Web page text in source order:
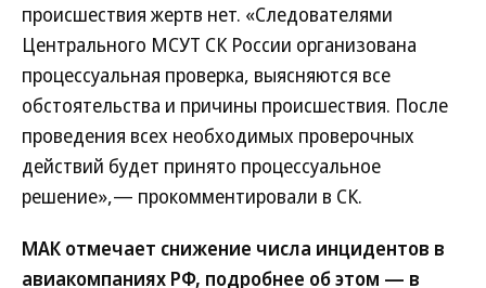
происшествия жертв нет. «Следователями
Центрального МСУТ СК России организована
процессуальная проверка, выясняются все
обстоятельства и причины происшествия. После
проведения всех необходимых проверочных
действий будет принято процессуальное
решение»,— прокомментировали в СК.
МАК отмечает снижение числа инцидентов в
авиакомпаниях РФ, подробнее об этом — в